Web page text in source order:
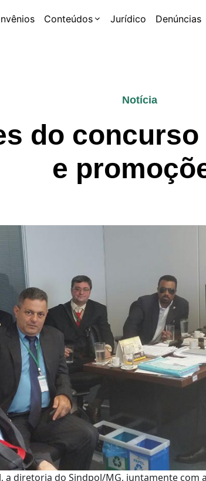
Conteúdos Jurídico Denúncias
Notícia
do
e
a diretoria do Sindpol/MG, juntamente com